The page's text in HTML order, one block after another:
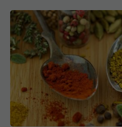
Condimentele expiră?
arunci urgent
04 mar 2026, 21:45